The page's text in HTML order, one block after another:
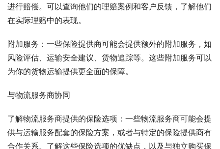
进行赔偿。可以查询他们的理赔案例和客户反馈，了解他们
在实际理赔中的表现。
附加服务：一些保险提供商可能会提供额外的附加服务，如
风险评估、运输安全建议、货物追踪等。这些附加服务可以
为你的货物运输提供更全面的保障。
与物流服务商协同
了解物流服务商提供的保险选项：一些物流服务商可能会提
供与运输服务配套的保险方案，或者与特定的保险提供商有
合作关系。了解这些保险选项的优缺点，以及与独立购买保